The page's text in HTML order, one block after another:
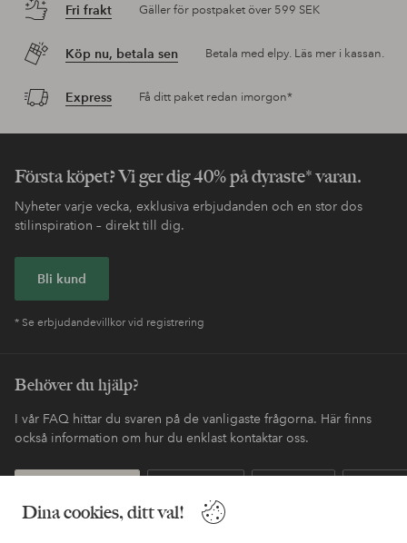
Dina cookies, ditt val!
Fri frakt Gäller för postpaket över 599 SEK
Köp nu, betala sen Betala med elpy. Läs mer i kassan.
Express Få ditt paket redan imorgon*
Första köpet? Vi ger dig 40% på dyraste* varan.
Nyheter varje vecka, exklusiva erbjudanden och en stor dos
stilinspiration – direkt till dig.
Bli kund
* Se erbjudandevillkor vid registrering
Behöver du hjälp?
I vår FAQ hittar du svaren på de vanligaste frågorna. Här finns
också information om hur du enklast kontaktar oss.